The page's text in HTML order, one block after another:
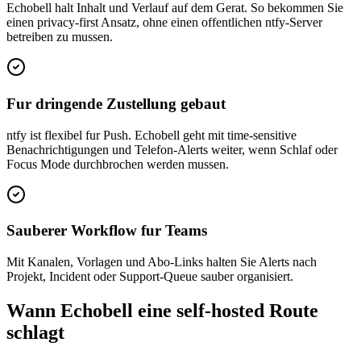
Echobell halt Inhalt und Verlauf auf dem Gerat. So bekommen Sie
einen privacy-first Ansatz, ohne einen offentlichen ntfy-Server
betreiben zu mussen.
Fur dringende Zustellung gebaut
ntfy ist flexibel fur Push. Echobell geht mit time-sensitive
Benachrichtigungen und Telefon-Alerts weiter, wenn Schlaf oder
Focus Mode durchbrochen werden mussen.
Sauberer Workflow fur Teams
Mit Kanalen, Vorlagen und Abo-Links halten Sie Alerts nach
Projekt, Incident oder Support-Queue sauber organisiert.
Wann Echobell eine self-hosted Route
schlagt